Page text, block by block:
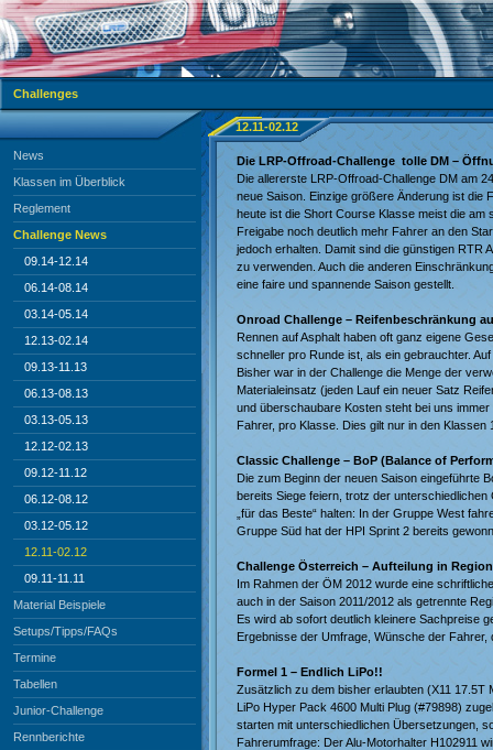
Challenges
News
Klassen im Überblick
Reglement
Challenge News
09.14-12.14
06.14-08.14
03.14-05.14
12.13-02.14
09.13-11.13
06.13-08.13
03.13-05.13
12.12-02.13
09.12-11.12
06.12-08.12
03.12-05.12
12.11-02.12
09.11-11.11
Material Beispiele
Setups/Tipps/FAQs
Termine
Tabellen
Junior-Challenge
Rennberichte
12.11-02.12
Die LRP-Offroad-Challenge tolle DM –
Die allererste LRP-Offroad-Challenge DM am
neue Saison. Einzige größere Änderung ist die
heute ist die Short Course Klasse meist die
Freigabe noch deutlich mehr Fahrer an den
jedoch erhalten. Damit sind die günstigen RTR
zu verwenden. Auch die anderen
eine faire und spannende Saison gestellt.
Onroad Challenge – Reifenbeschränkung
Rennen auf Asphalt haben oft ganz eigene
schneller pro Runde ist, als ein gebrauchter.
Bisher war in der Challenge die Menge der
Materialeinsatz (jeden Lauf ein neuer Satz
und überschaubare Kosten steht bei uns
Fahrer, pro Klasse. Dies gilt nur in den
Classic Challenge – BoP (Balance of
Die zum Beginn der neuen Saison eingeführte
bereits Siege feiern, trotz der
„für das Beste“ halten: In der Gruppe West
Gruppe Süd hat der HPI Sprint 2 bereits
Challenge Österreich – Aufteilung in
Im Rahmen der ÖM 2012 wurde eine
auch in der Saison 2011/2012 als getrennte
Es wird ab sofort deutlich kleinere Sachpreise
Ergebnisse der Umfrage, Wünsche der
Formel 1 – Endlich LiPo!!
Zusätzlich zu dem bisher erlaubten (X11 17.5T
LiPo Hyper Pack 4600 Multi Plug (#79898)
starten mit unterschiedlichen Übersetzungen,
Fahrerumfrage: Der Alu-Motorhalter H102911